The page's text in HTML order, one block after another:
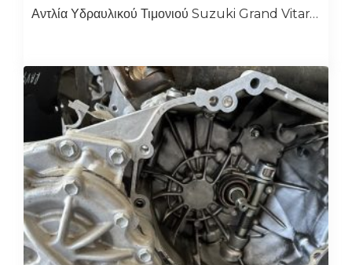
Αντλία Υδραυλικού Τιμονιού Suzuki Grand Vitara 1.9 F9Q